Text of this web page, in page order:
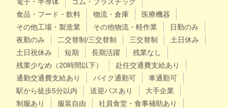
食品・フード・飲料
物流・倉庫
医療機器
その他工場・製造業
その他物流・軽作業
日勤のみ
夜勤のみ
二交替制/三交替制 三交替制
土日休み
土日祝休み
短期 長期活躍
残業なし
残業少なめ（20時間以下）
赴任交通費支給あり
通勤交通費支給あり
バイク通勤可
車通勤可
駅から徒歩5分以内
送迎バスあり
大手企業
制服あり
服装自由
社員食堂・食事補助あり